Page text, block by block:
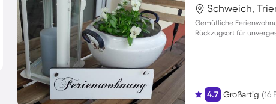
Schweich,
Gemütliche
Rückzugsort für
4.7 Großartig (16